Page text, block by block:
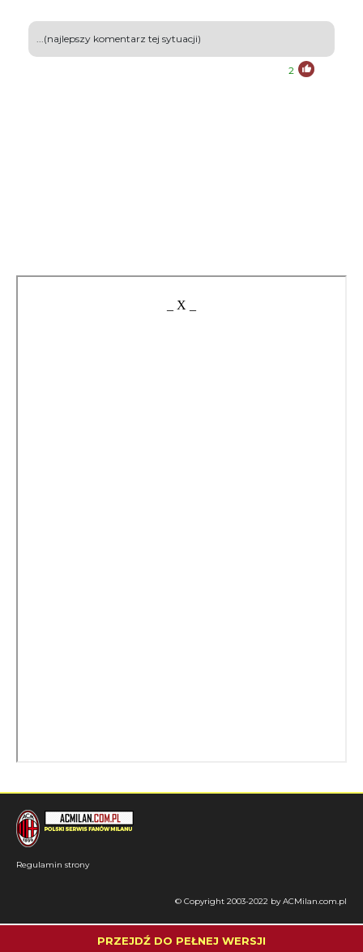
...(najlepszy komentarz tej sytuacji)
2
Regulamin strony
© Copyright 2003-2022 by ACMilan.com.pl
PRZEJDŹ DO PEŁNEJ WERSJI